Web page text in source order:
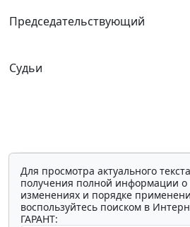
Председательствующий
Судьи
Для просмотра актуального
получения полной информации о
изменениях и порядке
воспользуйтесь поиском в
ГАРАНТ: